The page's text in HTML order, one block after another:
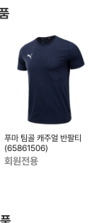
1235호
푸마 팀골 캐주얼 반팔티
(65861506)
회원전용